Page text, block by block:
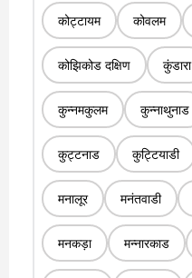
कोट्टायम कोवलम
कोझिकोड दक्षिण कुंडारा
कुन्नमकुलम कुन्नाथुनाड
कुट्टनाड कुट्टियाडी
मनालूर मनंतवाडी
मनकड़ा मन्नारकाड